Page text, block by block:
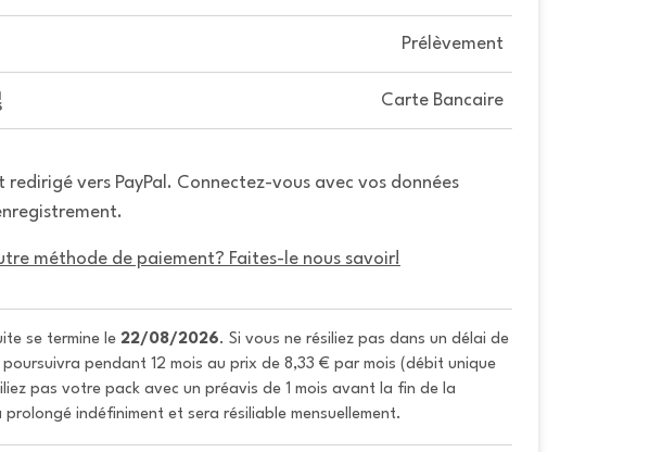
Prélèvement
Carte Bancaire
vers PayPal. Connectez-vous avec vos données
méthode de paiement? Faites-le nous savoir!
se termine le 22/08/2026. Si vous ne résiliez pas dans un délai de
pendant 12 mois au prix de 8,33 € par mois (débit unique
pas votre pack avec un préavis de 1 mois avant la fin de la
indéfiniment et sera résiliable mensuellement.